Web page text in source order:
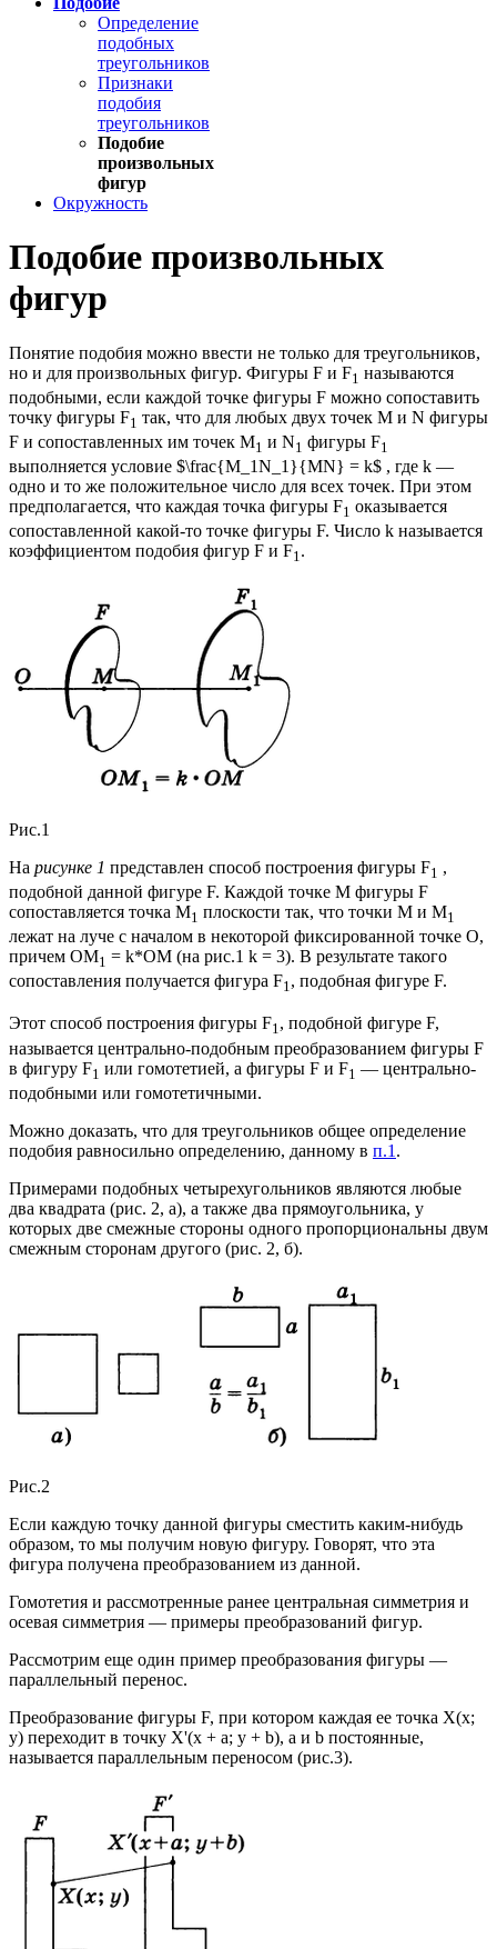
Определение
подобных
треугольников
Признаки
подобия
треугольников
Подобие
произвольных
фигур
Окружность
Подобие произвольных
фигур
Понятие подобия можно ввести не только для треугольников,
но и для произвольных фигур. Фигуры F и F1 называются
подобными, если каждой точке фигуры F можно сопоставить
точку фигуры F1 так, что для любых двух точек М и N фигуры
F и сопоставленных им точек М1 и N1 фигуры F1
выполняется условие $\frac{M_1N_1}{MN} = k$ , где k —
одно и то же положительное число для всех точек. При этом
предполагается, что каждая точка фигуры F1 оказывается
сопоставленной какой-то точке фигуры F. Число k называется
коэффициентом подобия фигур F и F1.
Рис.1
На рисунке 1 представлен способ построения фигуры F1 ,
подобной данной фигуре F. Каждой точке М фигуры F
сопоставляется точка М1 плоскости так, что точки М и М1
лежат на луче с началом в некоторой фиксированной точке О,
причем ОМ1 = k*OM (на рис.1 k = 3). В результате такого
сопоставления получается фигура F1, подобная фигуре F.
Этот способ построения фигуры F1, подобной фигуре F,
называется центрально-подобным преобразованием фигуры F
в фигуру F1 или гомотетией, а фигуры F и F1 — центрально-
подобными или гомотетичными.
Можно доказать, что для треугольников общее определение
подобия равносильно определению, данному в п.1 .
Примерами подобных четырехугольников являются любые
два квадрата (рис. 2, а), а также два прямоугольника, у
которых две смежные стороны одного пропорциональны двум
смежным сторонам другого (рис. 2, б).
Рис.2
Если каждую точку данной фигуры сместить каким-нибудь
образом, то мы получим новую фигуру. Говорят, что эта
фигура получена преобразованием из данной.
Гомотетия и рассмотренные ранее центральная симметрия и
осевая симметрия — примеры преобразований фигур.
Рассмотрим еще один пример преобразования фигуры —
параллельный перенос.
Преобразование фигуры F, при котором каждая ее точка Х(х;
у) переходит в точку Х'(х + а; у + b), а и b постоянные,
называется параллельным переносом (рис.3).